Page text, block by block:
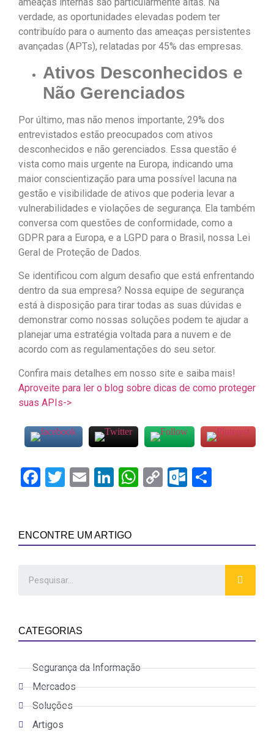
verdade, as oportunidades elevadas podem ter
contribuído para o aumento das ameaças persistentes
avançadas (APTs), relatadas por 45% das empresas.
Ativos Desconhecidos e
Não Gerenciados
Por último, mas não menos importante, 29% dos
entrevistados estão preocupados com ativos
desconhecidos e não gerenciados. Essa questão é
vista como mais urgente na Europa, indicando uma
maior conscientização para uma possível lacuna na
gestão e visibilidade de ativos que poderia levar a
vulnerabilidades e violações de segurança. Ela também
conversa com questões de conformidade, como a
GDPR para a Europa, e a LGPD para o Brasil, nossa Lei
Geral de Proteção de Dados.
Se identificou com algum desafio que está enfrentando
dentro da sua empresa? Nossa equipe de segurança
está à disposição para tirar todas as suas dúvidas e
demonstrar como nossas soluções podem te ajudar a
planejar uma estratégia voltada para a nuvem e de
acordo com as regulamentações do seu setor.
Confira mais detalhes em nosso site e saiba mais!
Aproveite para ler o blog sobre dicas de como proteger
suas APIs->
Facebook
Twitter
EmailLinkedIn
WhatsApp
Copy
ENCONTRE UM ARTIGO
CATEGORIAS
Segurança da Informação
Mercados
Soluções
Artigos